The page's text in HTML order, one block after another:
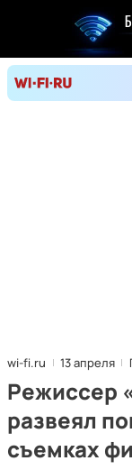
wi-fi.ru 13 апреля
Режиссер
развеял
съемках